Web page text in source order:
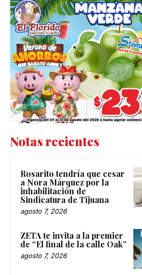
Notas recientes
Rosarito tendría que cesar
a Nora Márquez por la
inhabilitación de
Sindicatura de Tijuana
agosto 7, 2026
ZETA te invita a la premier
de “El final de la calle Oak”
agosto 7, 2026